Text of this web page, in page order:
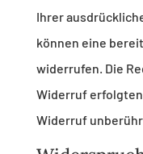
Ihrer
können eine
widerrufen. Die
Widerruf
Widerruf